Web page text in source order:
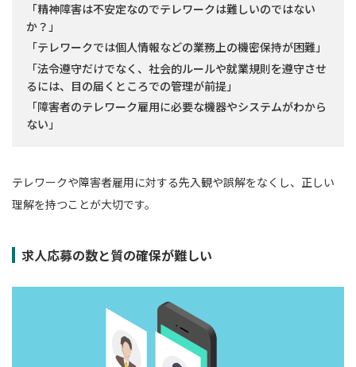
「精神障害は不安定なのでテレワークは難しいのではない
か？」
「テレワークでは個人情報などの業務上の機密保持が困難」
「法令遵守だけでなく、社会的ルールや就業規則を遵守させ
るには、目の届くところでの管理が前提」
「障害者のテレワーク雇用に必要な機器やシステムがわから
ない」
テレワークや障害者雇用に対する先入観や誤解をなくし、正しい
理解を持つことが大切です。
求人応募の数と質の確保が難しい